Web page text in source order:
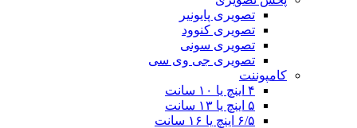
تصویری پایونیر
تصویری کنوود
تصویری سونی
تصویری جی وی سی
کامپوننت
۴ اینچ یا ۱۰ سانت
۵ اینچ یا ۱۳ سانت
۶/۵ اینچ یا ۱۶ سانت